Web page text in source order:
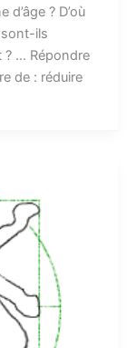
? D’où
sont-ils
? … Répondre
de : réduire